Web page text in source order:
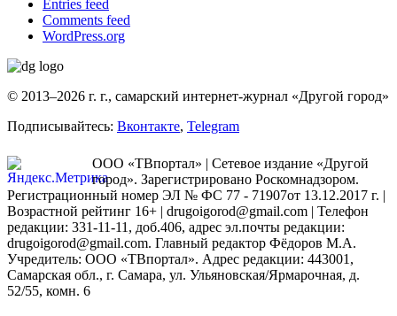
Entries feed
Comments feed
WordPress.org
© 2013–2026 г. г., самарский интернет-журнал «Другой город»
Подписывайтесь: Вконтакте, Telegram
ООО «ТВпортал» | Сетевое издание «Другой
город». Зарегистрировано Роскомнадзором.
Регистрационный номер ЭЛ № ФС 77 - 71907от 13.12.2017 г. |
Возрастной рейтинг 16+ | drugoigorod@gmail.com | Телефон
редакции: 331-11-11, доб.406, адрес эл.почты редакции:
drugoigorod@gmail.com. Главный редактор Фёдоров М.А.
Учредитель: ООО «ТВпортал». Адрес редакции: 443001,
Самарская обл., г. Самара, ул. Ульяновская/Ярмарочная, д.
52/55, комн. 6